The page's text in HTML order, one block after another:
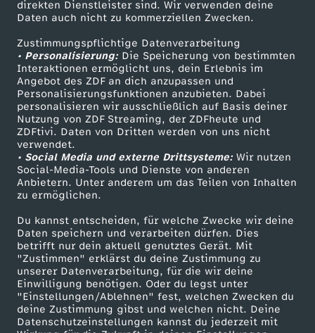
direkten Dienstleister sind. Wir verwenden deine
Daten auch nicht zu kommerziellen Zwecken.
Zustimmungspflichtige Datenverarbeitung
• Personalisierung:Die Speicherung von bestimmten
Interaktionen ermöglicht uns, dein Erlebnis im
Angebot des ZDF an dich anzupassen und
Personalisierungsfunktionen anzubieten. Dabei
personalisieren wir ausschließlich auf Basis deiner
Nutzung von ZDF Streaming, der ZDFheute und
ZDFtivi. Daten von Dritten werden von uns nicht
verwendet.
• Social Media und externe Drittsysteme:Wir nutzen
Social-Media-Tools und Dienste von anderen
Anbietern. Unter anderem um das Teilen von Inhalten
zu ermöglichen.
Du kannst entscheiden, für welche Zwecke wir deine
Daten speichern und verarbeiten dürfen. Dies
betrifft nur dein aktuell genutztes Gerät. Mit
"Zustimmen" erklärst du deine Zustimmung zu
unserer Datenverarbeitung, für die wir deine
Einwilligung benötigen. Oder du legst unter
"Einstellungen/Ablehnen" fest, welchen Zwecken du
deine Zustimmung gibst und welchen nicht. Deine
Datenschutzeinstellungen kannst du jederzeit mit
S
e
n
d
u
n
g
v
o
ZDFtext
Livestreams
Sendungen A-Z
TV-Programm
Tickets
Zuschauerservice
Hilfe
ZDF Unternehmen
Karriere
ZDF goes Schule
Werbefernsehen
Mainzelmännchen